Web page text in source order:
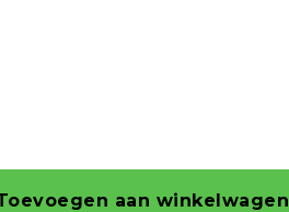
aan winkelwagen